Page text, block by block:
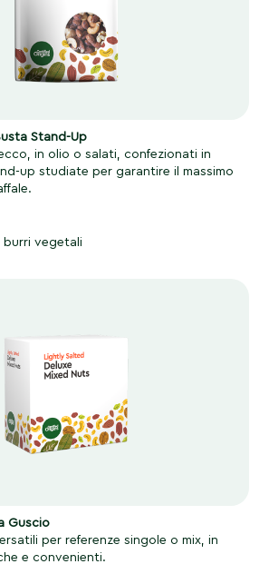
Stand-Up
in olio o salati, confezionati in
up studiate per garantire il massimo
burri vegetali
Guscio
per referenze singole o mix, in
e convenienti.